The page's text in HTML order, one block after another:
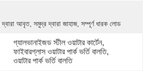
আবৃত, সমুদ্র দ্বারা জাহাজ, সম্পূর্ণ ধারক লোড
গ্যালভানাইজড স্টীল ওয়াটার কার্টেন,
ফাইবারগ্লাস ওয়াটার পার্ক ভর্তি বালতি,
ওয়াটার পার্ক ভর্তি বালতি